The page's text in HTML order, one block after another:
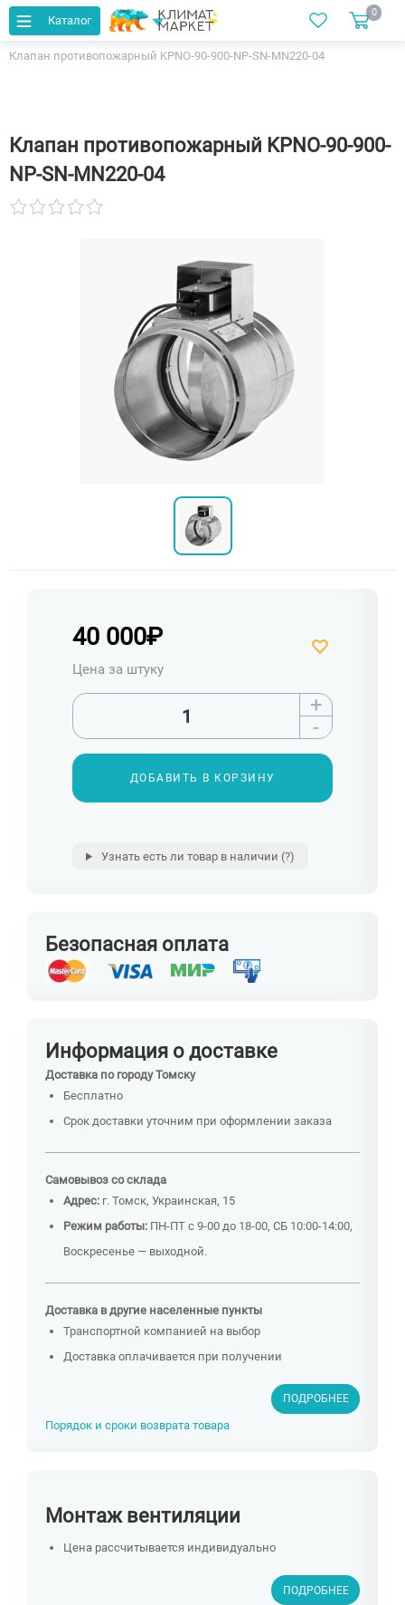
Каталог
0
Главная Каталог
Вентиляция
Клапан противопожарный KPNO-90-900-NP-SN-MN220-04
Клапан противопожарный KPNO-90-900-
NP-SN-MN220-04
40 000₽
Цена за штуку
+
-
ДОБАВИТЬ В КОРЗИНУ
Узнать есть ли товар в наличии (?)
Безопасная оплата
Информация о доставке
Доставка по городу Томску
Бесплатно
Срок доставки уточним при оформлении заказа
Самовывоз со склада
Адрес: г. Томск, Украинская, 15
Режим работы: ПН-ПТ с 9-00 до 18-00, СБ 10:00-14:00,
Воскресенье — выходной.
Доставка в другие населенные пункты
Транспортной компанией на выбор
Доставка оплачивается при получении
ПОДРОБНЕЕ
Порядок и сроки возврата товара
Монтаж вентиляции
Цена рассчитывается индивидуально
ПОДРОБНЕЕ